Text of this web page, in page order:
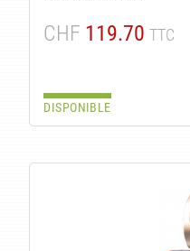
CHF 119.70 TTC
DISPONIBLE